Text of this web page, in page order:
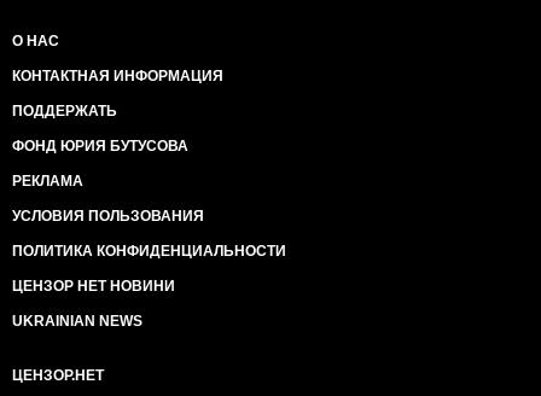
О НАС
КОНТАКТНАЯ ИНФОРМАЦИЯ
ПОДДЕРЖАТЬ
ФОНД ЮРИЯ БУТУСОВА
РЕКЛАМА
УСЛОВИЯ ПОЛЬЗОВАНИЯ
ПОЛИТИКА КОНФИДЕНЦИАЛЬНОСТИ
ЦЕНЗОР НЕТ НОВИНИ
UKRAINIAN NEWS
ЦЕНЗОР.НЕТ